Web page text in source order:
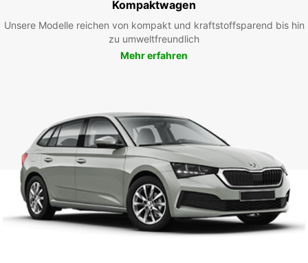
Kompaktwagen
Unsere Modelle reichen von kompakt und kraftstoffsparend bis hin
zu umweltfreundlich
Mehr erfahren